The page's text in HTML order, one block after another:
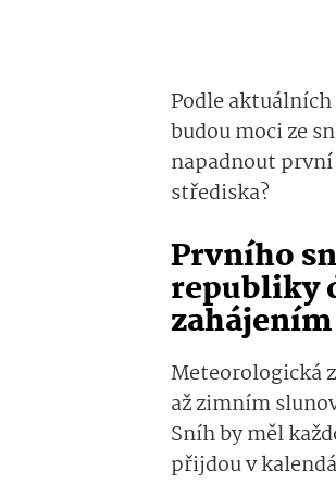
Podle
budou moci ze
napadnout
střediska?
Prvního
republiky
Meteorologická
až zimním
Sníh by měl
přijdou v